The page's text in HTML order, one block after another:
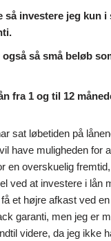
så investere jeg kun i
så små beløb
fra 1 og til 12
sat løbetiden på
have muligheden for
en overskuelig
ved at investere i lån
et højre afkast ved
garanti, men jeg er
videre, da jeg ikke